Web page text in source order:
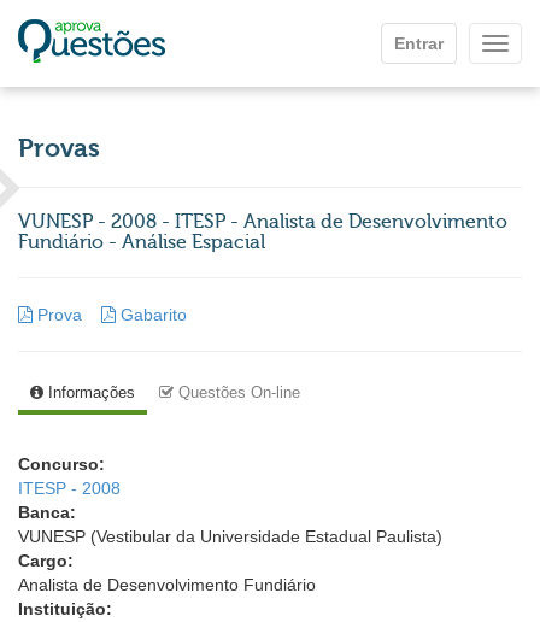
Entrar
Provas
VUNESP - 2008 - ITESP - Analista de Desenvolvimento
Fundiário - Análise Espacial
Prova Gabarito
Informações Questões On-line
Concurso:
ITESP - 2008
Banca:
VUNESP (Vestibular da Universidade Estadual Paulista)
Cargo:
Analista de Desenvolvimento Fundiário
Instituição: